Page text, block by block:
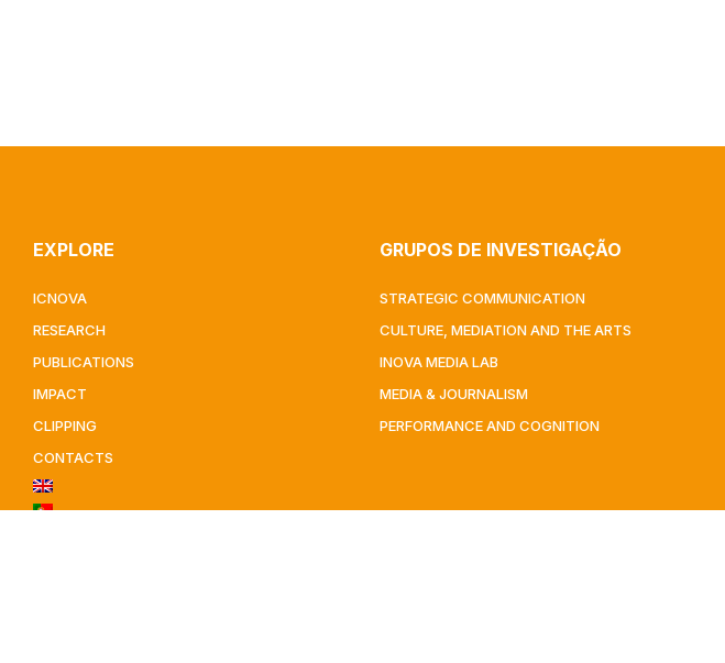
EXPLORE
ICNOVA
RESEARCH
PUBLICATIONS
IMPACT
CLIPPING
CONTACTS
GRUPOS DE INVESTIGAÇÃO
STRATEGIC COMMUNICATION
CULTURE, MEDIATION AND THE ARTS
INOVA MEDIA LAB
MEDIA & JOURNALISM
PERFORMANCE AND COGNITION